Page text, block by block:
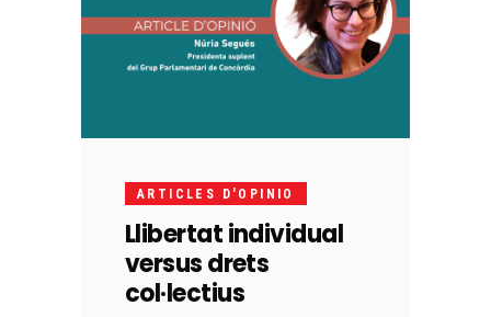
ARTICLES D'OPINIO
Llibertat individual
versus drets
col·lectius